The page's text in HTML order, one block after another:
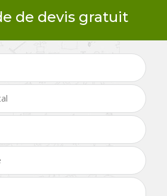
de devis gratuit